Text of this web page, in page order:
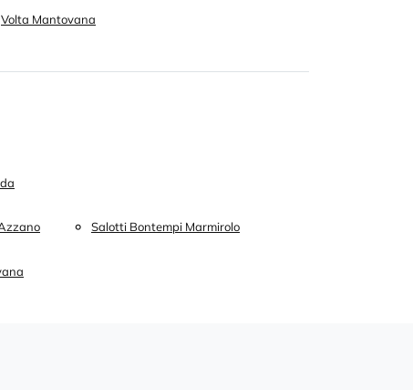
Volta Mantovana
Salotti Bontempi Marmirolo